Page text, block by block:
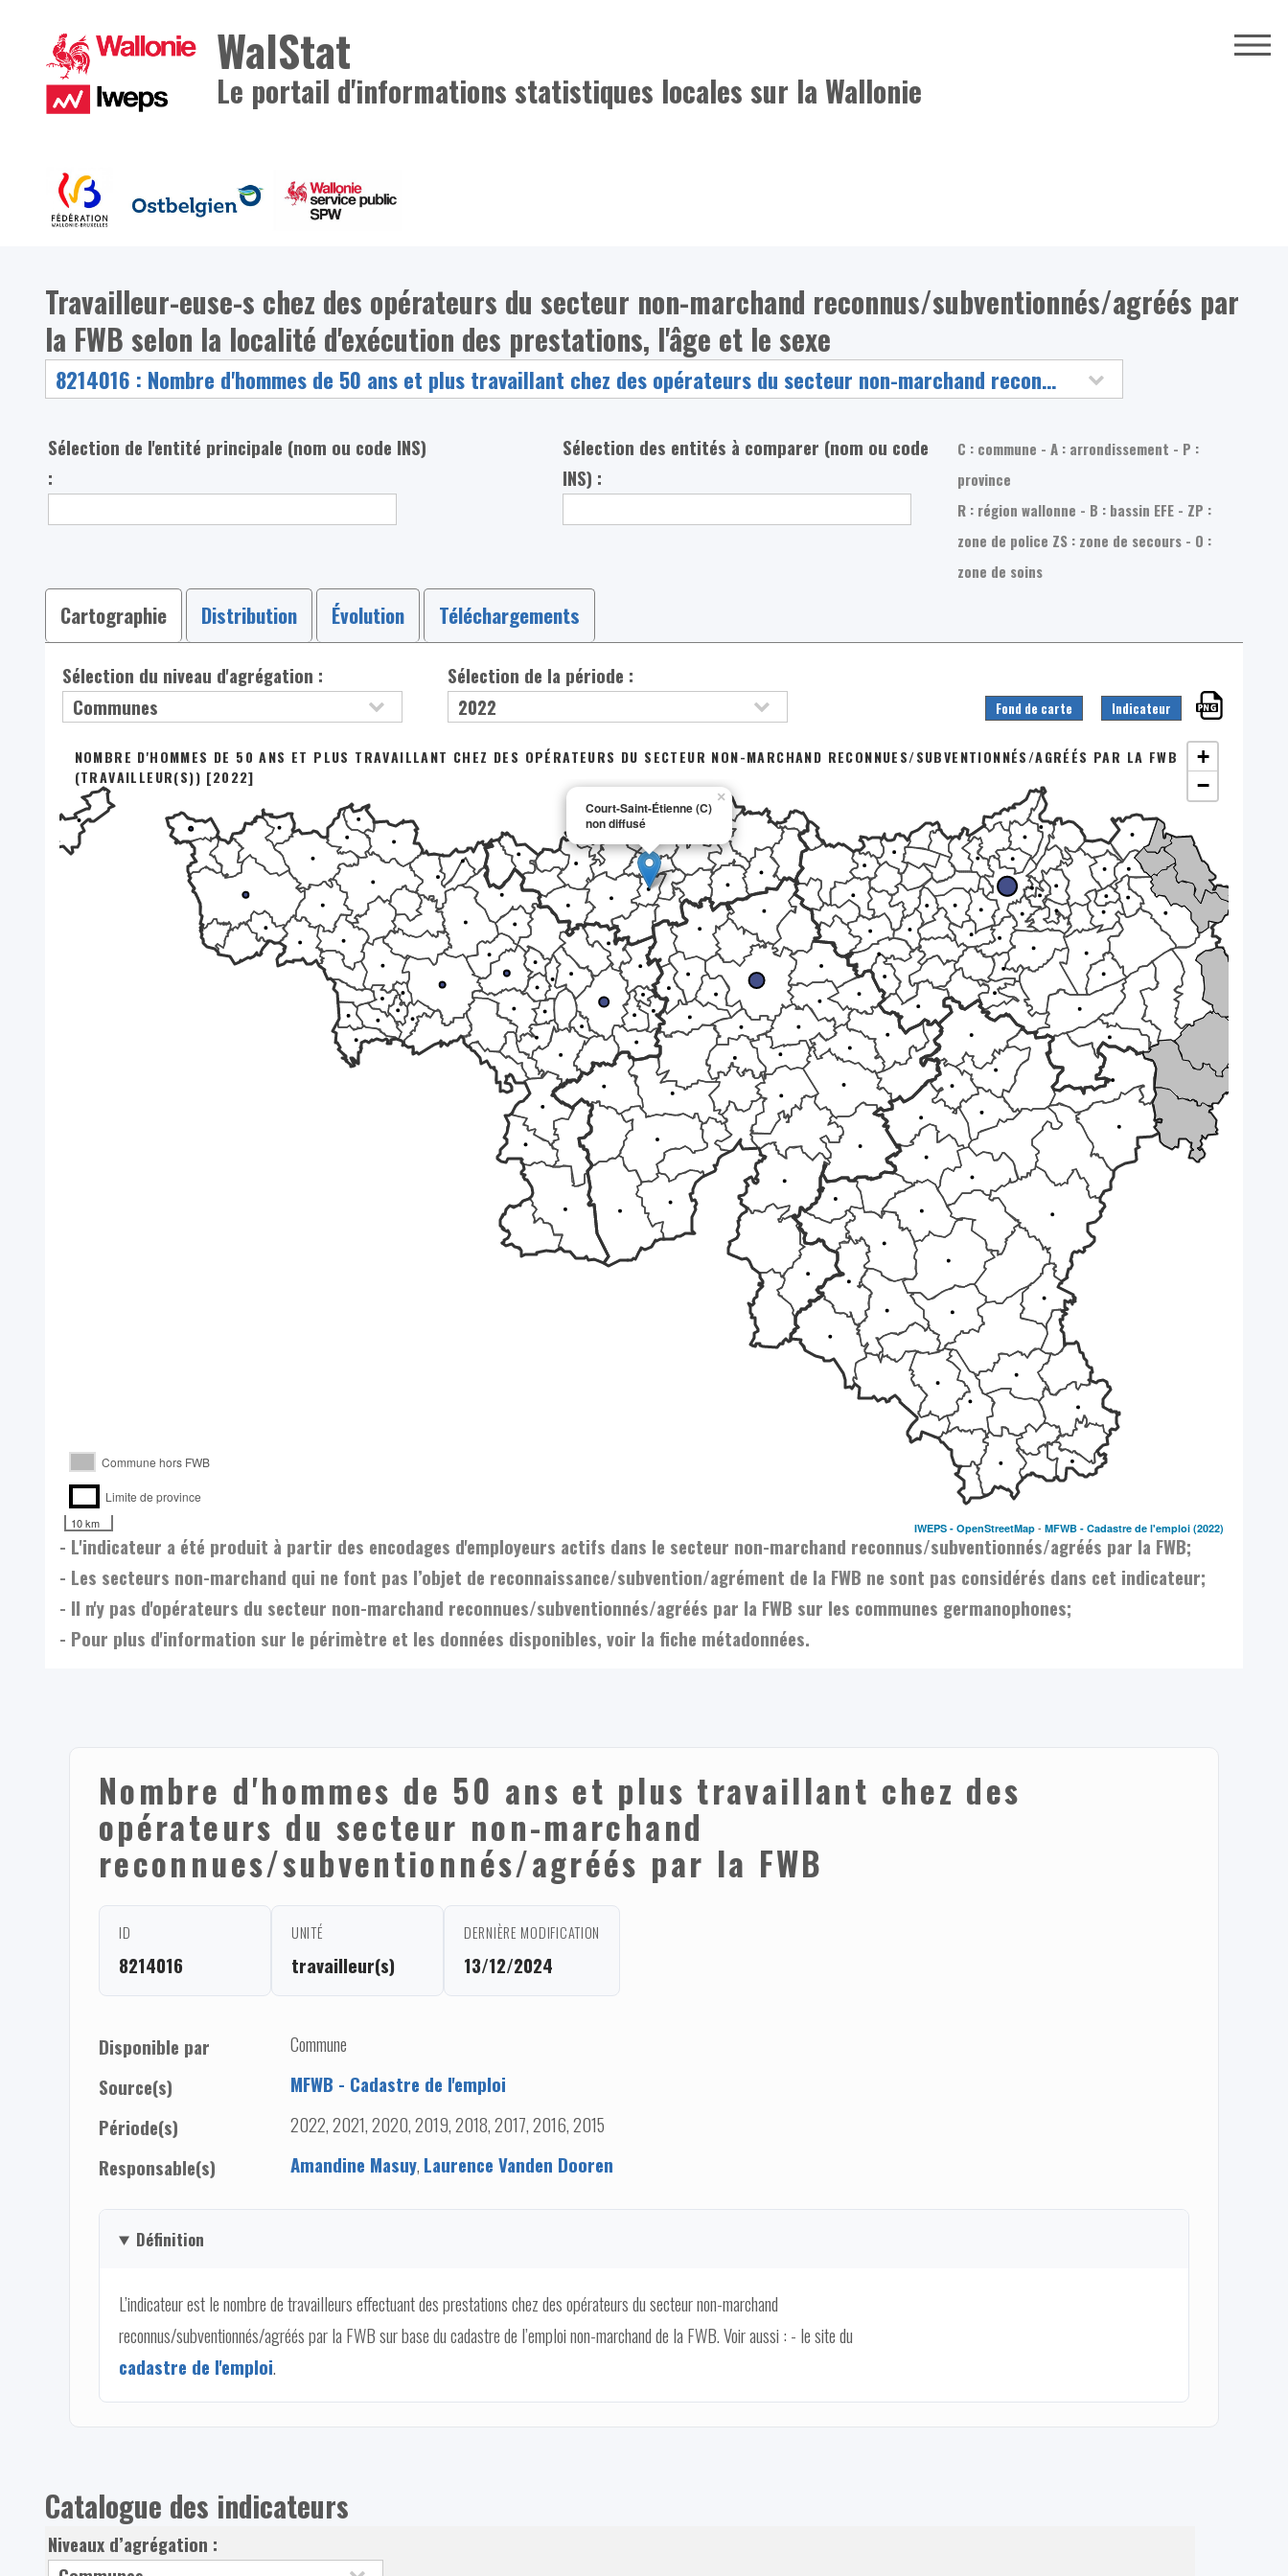
WalStat
Le portail d'informations statistiques locales sur la Wallonie
Travailleur-euse-s chez des opérateurs du secteur non-marchand reconnus/subventionnés/agréés par
la FWB selon la localité d'exécution des prestations, l'âge et le sexe
Sélection de l'entité principale (nom ou code INS)
:
Sélection des entités à comparer (nom ou code
INS) :
C : commune - A : arrondissement - P :
province
R : région wallonne - B : bassin EFE - ZP :
zone de police ZS : zone de secours - O :
zone de soins
Cartographie Distribution Évolution Téléchargements
Sélection du niveau d'agrégation : Sélection de la période :
Fond de carte Indicateur
Court-Saint-Étienne (C)
non diffusé
×
NOMBRE D'HOMMES DE 50 ANS ET PLUS TRAVAILLANT CHEZ DES OPÉRATEURS DU SECTEUR NON-MARCHAND RECONNUES/SUBVENTIONNÉS/AGRÉÉS PAR LA FWB
(TRAVAILLEUR(S)) [2022]
+
−
Commune hors FWB
Limite de province
10 km IWEPS -OpenStreetMap -MFWB - Cadastre de l'emploi (2022)
- L'indicateur a été produit à partir des encodages d'employeurs actifs dans le secteur non-marchand reconnus/subventionnés/agréés par la FWB;
- Les secteurs non-marchand qui ne font pas l’objet de reconnaissance/subvention/agrément de la FWB ne sont pas considérés dans cet indicateur;
- Il n'y pas d'opérateurs du secteur non-marchand reconnues/subventionnés/agréés par la FWB sur les communes germanophones;
- Pour plus d'information sur le périmètre et les données disponibles, voir la fiche métadonnées.
Nombre d'hommes de 50 ans et plus travaillant chez des
opérateurs du secteur non-marchand
reconnues/subventionnés/agréés par la FWB
ID
8214016
UNITÉ
travailleur(s)
DERNIÈRE MODIFICATION
13/12/2024
Disponible par
Commune
Source(s)
MFWB - Cadastre de l'emploi
Période(s)
2022, 2021, 2020, 2019, 2018, 2017, 2016, 2015
Responsable(s)
Amandine Masuy, Laurence Vanden Dooren
Définition
L’indicateur est le nombre de travailleurs effectuant des prestations chez des opérateurs du secteur non-marchand
reconnus/subventionnés/agréés par la FWB sur base du cadastre de l’emploi non-marchand de la FWB. Voir aussi : - le site du
cadastre de l'emploi.
Catalogue des indicateurs
Niveaux d’agrégation :